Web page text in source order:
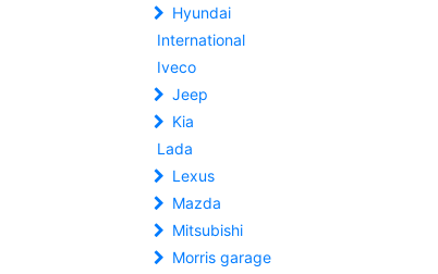
Hyundai
International
Iveco
Jeep
Kia
Lada
Lexus
Mazda
Mitsubishi
Morris garage